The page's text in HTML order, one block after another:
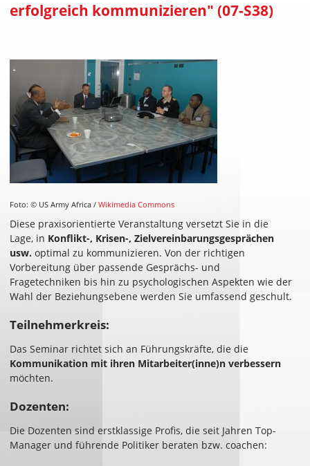
erfolgreich kommunizieren" (07-S38)
Foto: © US Army Africa /Wikimedia Commons
Diese praxisorientierte Veranstaltung versetzt Sie in die
Lage, in Konflikt-, Krisen-, Zielvereinbarungsgesprächen
usw. optimal zu kommunizieren. Von der richtigen
Vorbereitung über passende Gesprächs- und
Fragetechniken bis hin zu psychologischen Aspekten wie der
Wahl der Beziehungsebene werden Sie umfassend geschult.
Teilnehmerkreis:
Das Seminar richtet sich an Führungskräfte, die die
Kommunikation mit ihren Mitarbeiter(inne)n verbessern
möchten.
Dozenten:
Die Dozenten sind erstklassige Profis, die seit Jahren Top-
Manager und führende Politiker beraten bzw. coachen: